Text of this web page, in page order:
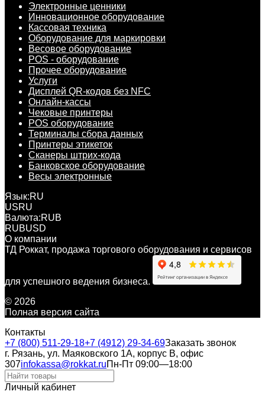
Электронные ценники
Инновационное оборудование
Кассовая техника
Оборудование для маркировки
Весовое оборудование
POS - оборудование
Прочее оборудование
Услуги
Дисплей QR-кодов без NFC
Онлайн-кассы
Чековые принтеры
POS оборудование
Терминалы сбора данных
Принтеры этикеток
Сканеры штрих-кода
Банковское оборудование
Весы электронные
Язык:RU
USRU
Валюта:RUB
RUBUSD
О компании
ТД Роккат, продажа торгового оборудования и сервисов
для успешного ведения бизнеса.
© 2026
Полная версия сайта
Контакты
+7 (800) 511-29-18+7 (4912) 29-34-69Заказать звонок
г. Рязань, ул. Маяковского 1А, корпус B, офис
307infokassa@rokkat.ruПн-Пт 09:00—18:00
Личный кабинет